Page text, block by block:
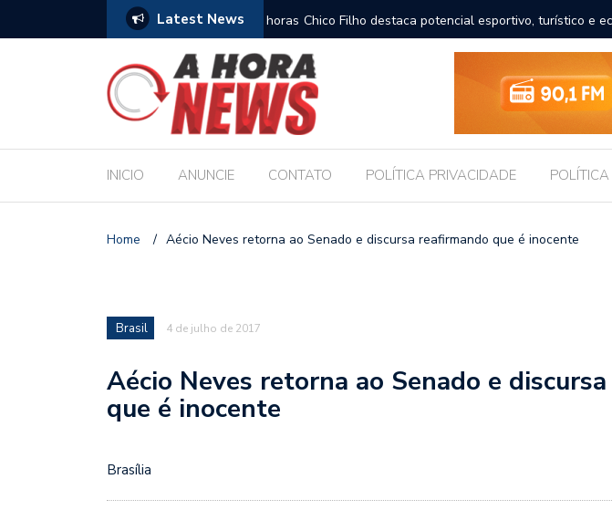
Latest News
escolares e sanciona jornada de 30 horas
Chico Filho destaca potencial esportivo, turístico e
Internacional de Maceió
INICIO ANUNCIE CONTATO POLÍTICA PRIVACIDADE
Home / Aécio Neves retorna ao Senado e discursa reafirmando que é inocente
Brasil 4 de julho de 2017
Aécio Neves retorna ao Senado e
que é inocente
Brasília